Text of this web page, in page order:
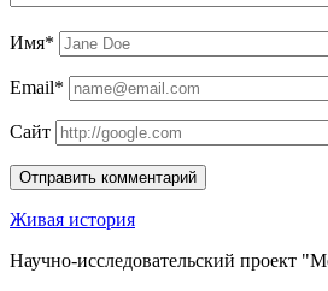
Имя*
Email*
Сайт
Живая история
Научно-исследовательский проект